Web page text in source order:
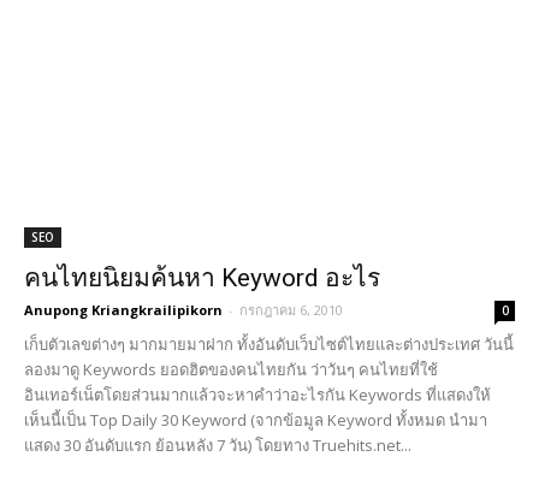
SEO
คนไทยนิยมค้นหา Keyword อะไร
Anupong Kriangkrailipikorn - กรกฎาคม 6, 2010 0
เก็บตัวเลขต่างๆ มากมายมาฝาก ทั้งอันดับเว็บไซต์ไทยและต่างประเทศ วันนี้
ลองมาดู Keywords ยอดฮิตของคนไทยกัน ว่าวันๆ คนไทยที่ใช้
อินเทอร์เน็ตโดยส่วนมากแล้วจะหาคำว่าอะไรกัน Keywords ที่แสดงให้
เห็นนี้เป็น Top Daily 30 Keyword (จากข้อมูล Keyword ทั้งหมด นำมา
แสดง 30 อันดับแรก ย้อนหลัง 7 วัน) โดยทาง Truehits.net...